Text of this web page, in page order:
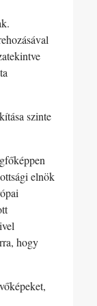
szinte
elnök
hogy